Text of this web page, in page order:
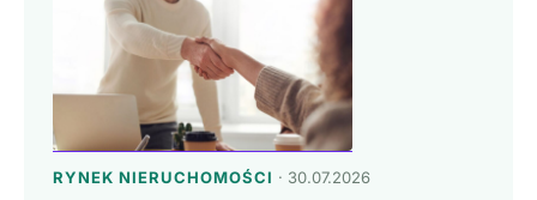
RYNEK NIERUCHOMOŚCI · 30.07.2026